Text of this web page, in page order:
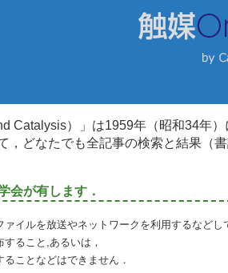
Catalysis）」は1959年（昭和34年
，どなたでも全記事の検索と結果（
会が有します．
ァイルを放送やネットワークを利用するなど
ること,あるいは，
ことなどはできません．